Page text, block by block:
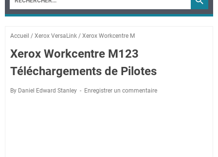
Accueil / Xerox VersaLink / Xerox Workcentre M
Xerox Workcentre M123
Téléchargements de Pilotes
By Daniel Edward Stanley Enregistrer un commentaire